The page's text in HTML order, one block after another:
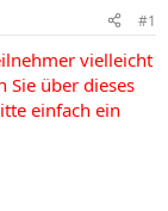
#1
vielleicht
Sie über dieses
einfach ein